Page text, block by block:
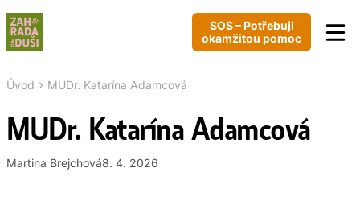
SOS – Potřebuji
okamžitou pomoc
Úvod › MUDr. Katarína Adamcová
MUDr. Katarína Adamcová
Martina Brejchová8. 4. 2026